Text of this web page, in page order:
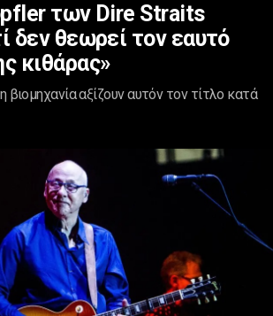
των Dire Straits
δεν θεωρεί τον εαυτό
κιθάρας»
βιομηχανία αξίζουν αυτόν τον τίτλο κατά